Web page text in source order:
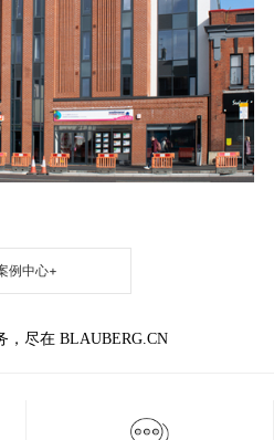
例中心+
，尽在 BLAUBERG.CN